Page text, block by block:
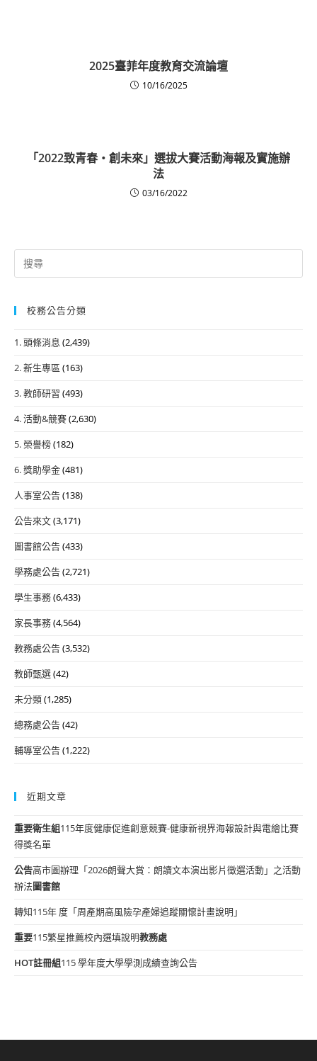
2025臺菲年度教育交流論壇
10/16/2025
「2022致青春‧創未來」選拔大賽活動海報及實施辦
法
03/16/2022
Search
for:
校務公告分類
1. 頭條消息 (2,439)
2. 新生專區 (163)
3. 教師研習 (493)
4. 活動&競賽(2,630)
5. 榮譽榜(182)
6. 獎助學金(481)
人事室公告(138)
公告來文(3,171)
圖書館公告(433)
學務處公告(2,721)
學生事務(6,433)
家長事務(4,564)
教務處公告(3,532)
教師甄選(42)
未分類(1,285)
總務處公告(42)
輔導室公告(1,222)
近期文章
重要衛生組115年度健康促進創意競賽-健康新視界海報設計與電繪比賽
得獎名單
公告高市圖辦理「2026朗聲大賞：朗讀文本演出影片徵選活動」之活動
辦法圖書館
轉知115年 度「周產期高風險孕產婦追蹤關懷計畫說明」
重要115繁星推薦校內選填說明教務處
HOT註冊組115 學年度大學學測成績查詢公告